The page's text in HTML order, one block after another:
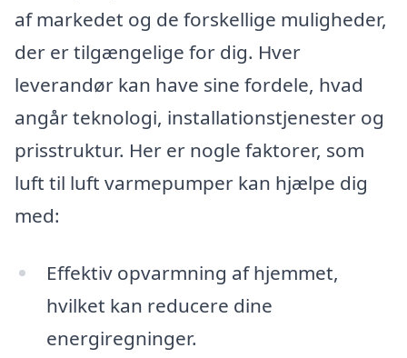
af markedet og de forskellige muligheder,
der er tilgængelige for dig. Hver
leverandør kan have sine fordele, hvad
angår teknologi, installationstjenester og
prisstruktur. Her er nogle faktorer, som
luft til luft varmepumper kan hjælpe dig
med:
Effektiv opvarmning af hjemmet,
hvilket kan reducere dine
energiregninger.